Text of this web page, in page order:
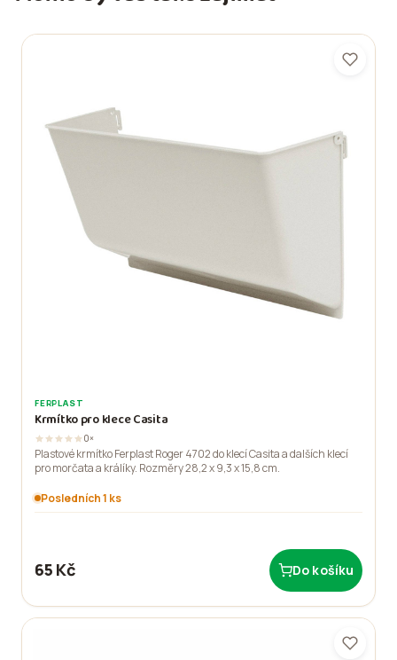
FERPLAST
Krmítko pro klece Casita
0×
Plastové krmítko Ferplast Roger 4702 do klecí Casita a dalších klecí
pro morčata a králíky. Rozměry 28,2 x 9,3 x 15,8 cm.
Posledních 1 ks
65 Kč Do košíku